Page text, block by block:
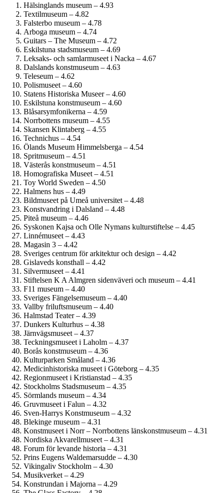
Hälsinglands museum – 4.93
Textilmuseum – 4.82
Falsterbo museum – 4.78
Arboga museum – 4.74
Guitars – The Museum – 4.72
Eskilstuna stadsmuseum – 4.69
Leksaks- och samlar­museet i Nacka – 4.67
Dalslands konstmuseum – 4.63
Teleseum – 4.62
Polismuseet – 4.60
Statens Historiska Museer – 4.60
Eskilstuna konstmuseum – 4.60
Blåsar­symfonikerna – 4.59
Norrbottens museum – 4.55
Skansen Klintaberg – 4.55
Technichus – 4.54
Ölands Museum Himmelsberga – 4.54
Spritmuseum – 4.51
Västerås konstmuseum – 4.51
Homografiska Museet – 4.51
Toy World Sweden – 4.50
Halmens hus – 4.49
Bildmuseet på Umeå universitet – 4.48
Konstvandring i Dalsland – 4.48
Piteå museum – 4.46
Syskonen Kajsa och Olle Nymans kulturstiftelse – 4.45
Linnémuseet – 4.43
Magasin 3 – 4.42
Sveriges centrum för arkitektur och design – 4.42
Gislaveds konsthall – 4.42
Silvermuseet – 4.41
Stiftelsen K A Almgren sidenväveri och museum – 4.41
F11 museum – 4.40
Sveriges Fängelsemuseum – 4.40
Vallby friluftsmuseum – 4.40
Halmstad Teater – 4.39
Dunkers Kulturhus – 4.38
Järnvägs­museet – 4.37
Teckningsmuseet i Laholm – 4.37
Borås konstmuseum – 4.36
Kulturparken Småland – 4.36
Medicinhistoriska museet i Göteborg – 4.35
Regionmuseet i Kristianstad – 4.35
Stockholms Stadsmuseum – 4.35
Sörmlands museum – 4.34
Gruvmuseet i Falun – 4.32
Sven-Harrys Konstmuseum – 4.32
Blekinge museum – 4.31
Konstmuseet i Norr – Norrbottens länskonst­museum – 4.31
Nordiska Akvarellmuseet – 4.31
Forum för levande historia – 4.31
Prins Eugens Waldemarsudde – 4.30
Vikingaliv Stockholm – 4.30
Musikverket – 4.29
Konstrundan i Majorna – 4.29